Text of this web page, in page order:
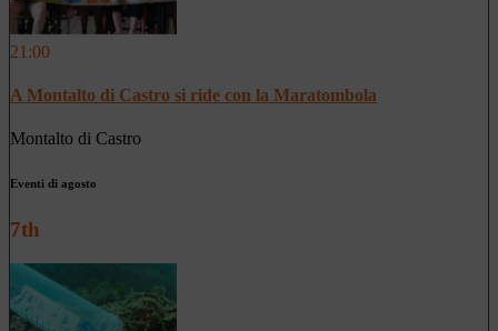
21:00
A Montalto di Castro si ride con la Maratombola
Montalto di Castro
Eventi di agosto
7th